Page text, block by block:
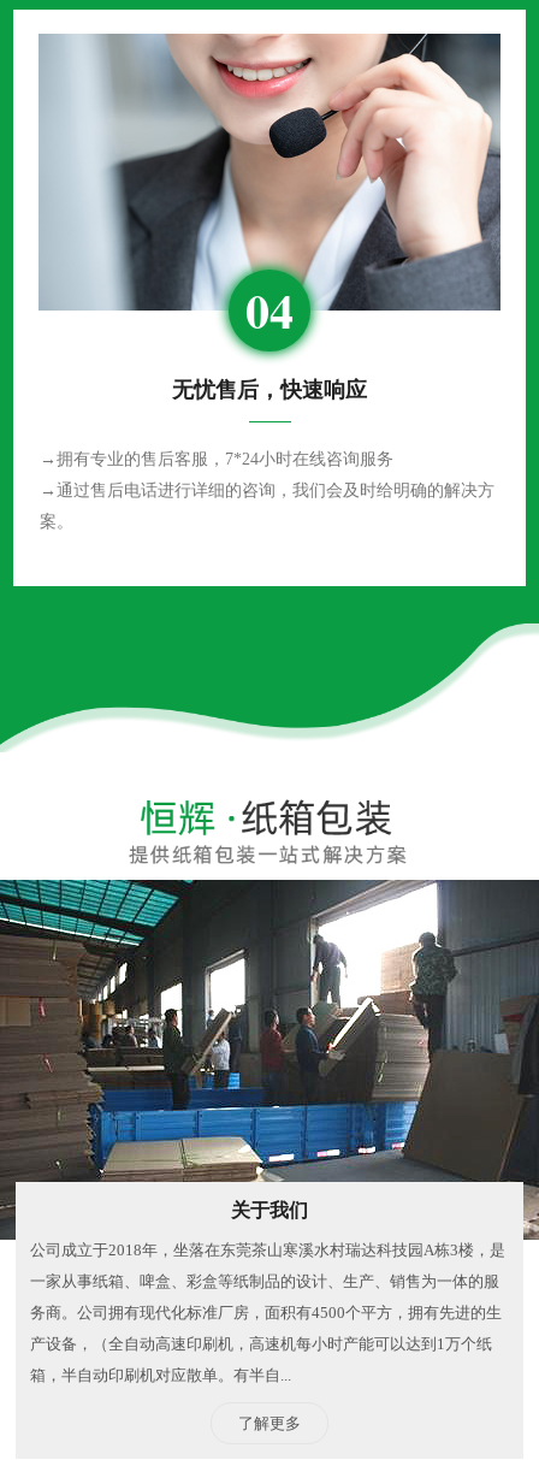
04
无忧售后，快速响应
→拥有专业的售后客服，7*24小时在线咨询服务
→通过售后电话进行详细的咨询，我们会及时给明确的解决方
案。
关于我们
公司成立于2018年，坐落在东莞茶山寒溪水村瑞达科技园A栋3楼，是
一家从事纸箱、啤盒、彩盒等纸制品的设计、生产、销售为一体的服
务商。公司拥有现代化标准厂房，面积有4500个平方，拥有先进的生
产设备，（全自动高速印刷机，高速机每小时产能可以达到1万个纸
箱，半自动印刷机对应散单。有半自...
了解更多